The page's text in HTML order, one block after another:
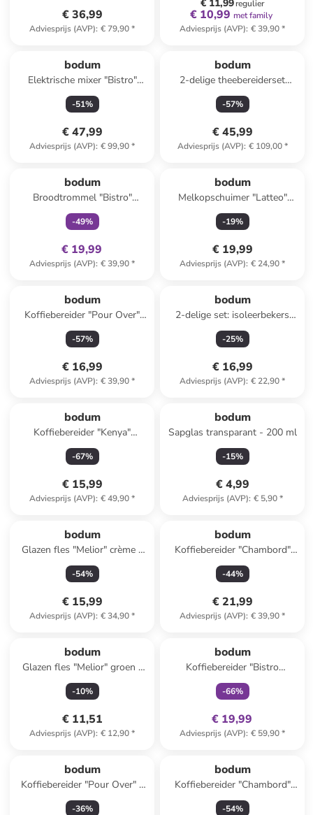
€ 36,99
Adviesprijs (AVP): € 79,90*
€ 11,99regulier
€ 10,99 met family
Adviesprijs (AVP): € 39,90*
bodum
Elektrische mixer "Bistro"
zwart
-51%
€ 47,99
Adviesprijs (AVP): € 99,90*
bodum
2-delige theebereiderset
"Chambord"
zwart/chroomkleurig - 1,3 l
-57%
€ 45,99
Adviesprijs (AVP): € 109,00*
bodum
Broodtrommel "Bistro"
zwart/bamboe - (B)36,4 x
(H)13,7 x (D)23,4 cm
-49%
€ 19,99
Adviesprijs (AVP): € 39,90*
bodum
Melkopschuimer "Latteo"
zwart - 250 ml
-19%
€ 19,99
Adviesprijs (AVP): € 24,90*
bodum
Koffiebereider "Pour Over"
zwart - 1 l
-57%
€ 16,99
Adviesprijs (AVP): € 39,90*
bodum
2-delige set: isoleerbekers
"Pavina - To Go" - 300 ml
-25%
€ 16,99
Adviesprijs (AVP): € 22,90*
bodum
Koffiebereider "Kenya"
zilverkleurig - 500 ml
-67%
€ 15,99
Adviesprijs (AVP): € 49,90*
bodum
Sapglas transparant - 200 ml
-15%
€ 4,99
Adviesprijs (AVP): € 5,90*
bodum
Glazen fles "Melior" crème -
1,2 l
-54%
€ 15,99
Adviesprijs (AVP): € 34,90*
bodum
Koffiebereider "Chambord"
koperkleurig - 500 ml
-44%
€ 21,99
Adviesprijs (AVP): € 39,90*
bodum
Glazen fles "Melior" groen -
500 ml
-10%
€ 11,51
Adviesprijs (AVP): € 12,90*
bodum
Koffiebereider "Bistro
Nouveau" turquoise - 1 l
-66%
€ 19,99
Adviesprijs (AVP): € 59,90*
bodum
Koffiebereider "Pour Over" -
500 ml
-36%
bodum
Koffiebereider "Chambord"
zilverkleurig - 500 ml
-54%